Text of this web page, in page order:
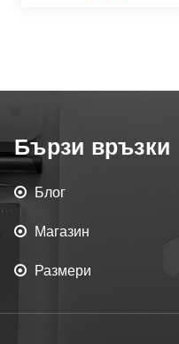
Бързи връзки
Блог
Магазин
Размери